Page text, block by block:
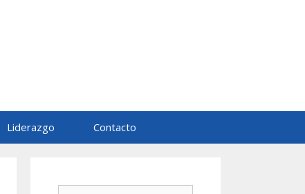
Liderazgo Contacto